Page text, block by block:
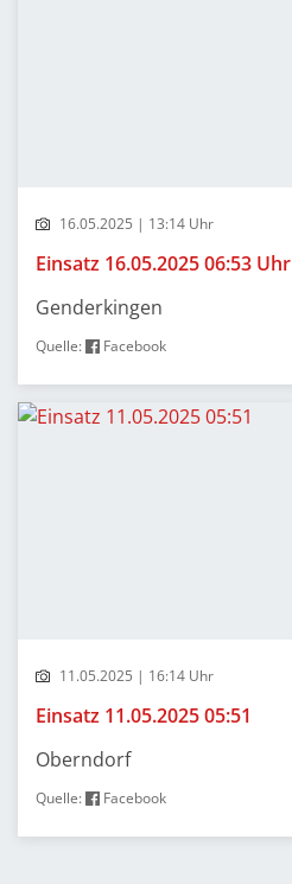
16.05.2025 | 13:14 Uhr
Einsatz 16.05.2025 06:53 Uhr
Genderkingen
Quelle: Facebook
11.05.2025 | 16:14 Uhr
Einsatz 11.05.2025 05:51
Oberndorf
Quelle: Facebook